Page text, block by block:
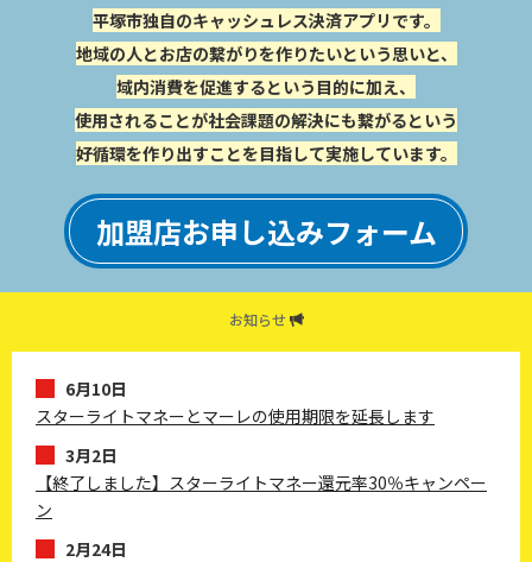
平塚市独自のキャッシュレス決済アプリです。
地域の人とお店の繋がりを作りたいという思いと、
域内消費を促進するという目的に加え、
使用されることが社会課題の解決にも繋がるという
好循環を作り出すことを目指して実施しています。
加盟店お申し込みフォーム
お知らせ
6月10日
スターライトマネーとマーレの使用期限を延長します
3月2日
【終了しました】スターライトマネー還元率30％キャンペー
ン
2月24日